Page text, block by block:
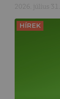
2026. július 31.
HÍREK